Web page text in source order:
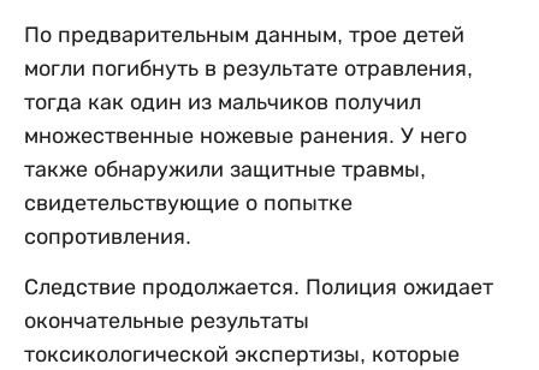
По предварительным данным, трое детей
могли погибнуть в результате отравления,
тогда как один из мальчиков получил
множественные ножевые ранения. У него
также обнаружили защитные травмы,
свидетельствующие о попытке
сопротивления.
Следствие продолжается. Полиция ожидает
окончательные результаты
токсикологической экспертизы, которые